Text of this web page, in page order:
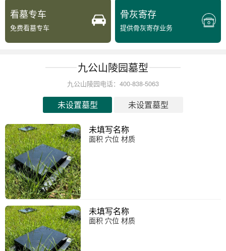
看墓专车
免费看墓专车
骨灰寄存
提供骨灰寄存业务
九公山陵园墓型
九公山陵园电话：400-838-5063
未设置墓型 未设置墓型
未填写名称
面积 穴位 材质
未填写名称
面积 穴位 材质